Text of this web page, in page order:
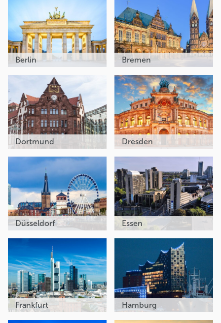
Berlin Bremen
Dortmund Dresden
Düsseldorf Essen
Frankfurt Hamburg